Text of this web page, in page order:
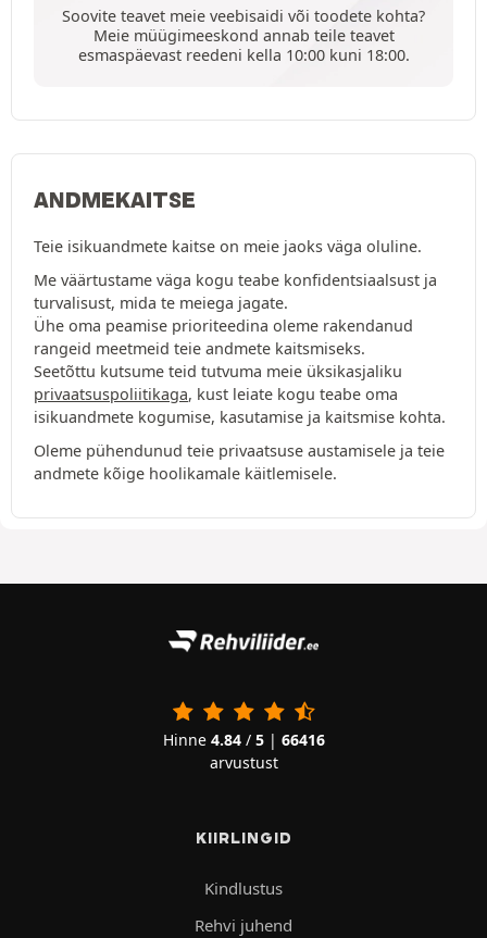
Soovite teavet meie veebisaidi või toodete kohta?
Meie müügimeeskond annab teile teavet
esmaspäevast reedeni kella 10:00 kuni 18:00.
ANDMEKAITSE
Teie isikuandmete kaitse on meie jaoks väga oluline.
Me väärtustame väga kogu teabe konfidentsiaalsust ja
turvalisust, mida te meiega jagate.
Ühe oma peamise prioriteedina oleme rakendanud
rangeid meetmeid teie andmete kaitsmiseks.
Seetõttu kutsume teid tutvuma meie üksikasjaliku
privaatsuspoliitikaga, kust leiate kogu teabe oma
isikuandmete kogumise, kasutamise ja kaitsmise kohta.
Oleme pühendunud teie privaatsuse austamisele ja teie
andmete kõige hoolikamale käitlemisele.
Hinne 4.84/ 5| 66416
arvustust
KIIRLINGID
Kindlustus
Rehvi juhend